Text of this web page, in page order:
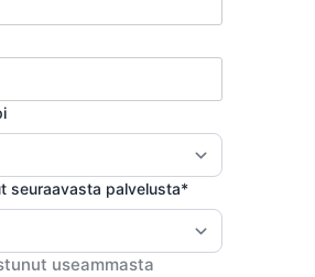
seuraavasta palvelusta*
useammasta